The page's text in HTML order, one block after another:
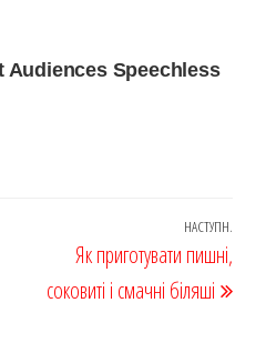
НАСТУПН.
Як приготувати пишні,
соковиті і смачні біляші